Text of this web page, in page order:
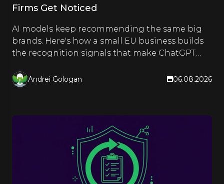
Firms Get Noticed
AI models keep recommending the same big
brands. Here's how a small EU business builds
the recognition signals that make ChatGPT
Andrei Gologan 06.08.2026